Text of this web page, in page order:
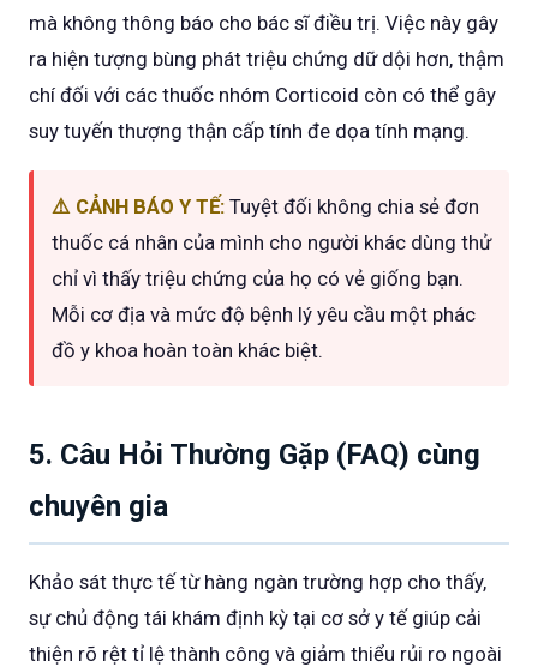
mà không thông báo cho bác sĩ điều trị. Việc này gây
ra hiện tượng bùng phát triệu chứng dữ dội hơn, thậm
chí đối với các thuốc nhóm Corticoid còn có thể gây
suy tuyến thượng thận cấp tính đe dọa tính mạng.
⚠️ CẢNH BÁO Y TẾ: Tuyệt đối không chia sẻ đơn
thuốc cá nhân của mình cho người khác dùng thử
chỉ vì thấy triệu chứng của họ có vẻ giống bạn.
Mỗi cơ địa và mức độ bệnh lý yêu cầu một phác
đồ y khoa hoàn toàn khác biệt.
5. Câu Hỏi Thường Gặp (FAQ) cùng
chuyên gia
Khảo sát thực tế từ hàng ngàn trường hợp cho thấy,
sự chủ động tái khám định kỳ tại cơ sở y tế giúp cải
thiện rõ rệt tỉ lệ thành công và giảm thiểu rủi ro ngoài